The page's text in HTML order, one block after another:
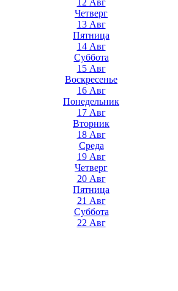
12 Авг
Четверг
13 Авг
Пятница
14 Авг
Суббота
15 Авг
Воскресенье
16 Авг
Понедельник
17 Авг
Вторник
18 Авг
Среда
19 Авг
Четверг
20 Авг
Пятница
21 Авг
Суббота
22 Авг